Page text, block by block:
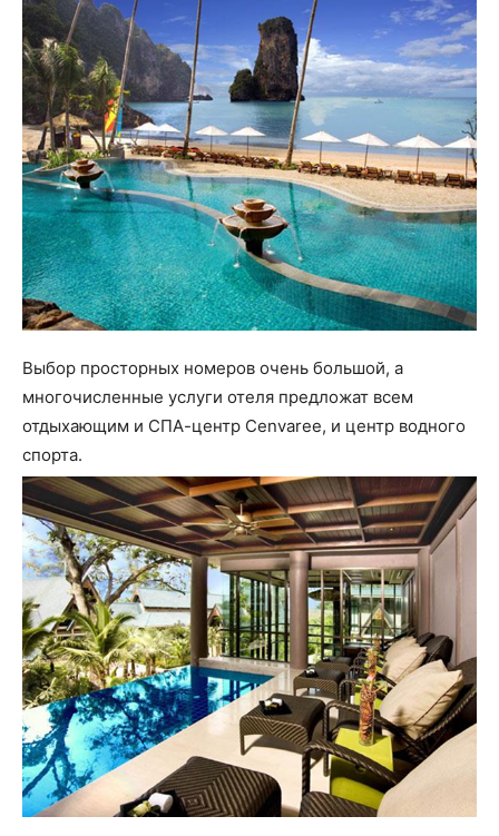
Выбор просторных номеров очень большой, а
многочисленные услуги отеля предложат всем
отдыхающим и СПА-центр Cenvaree, и центр водного
спорта.